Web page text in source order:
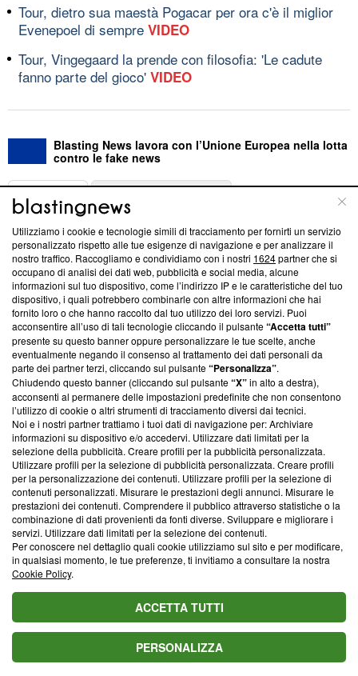
Tour, dietro sua maestà Pogacar per ora c'è il miglior
Evenepoel di sempre VIDEO
Tour, Vingegaard la prende con filosofia: 'Le cadute
fanno parte del gioco' VIDEO
Blasting News lavora con l’Unione Europea nella lotta
contro le fake news
ABOUT
Questa sezione offre informazioni trasparenti su Blasting
News, sui nostri processi editoriali e su come ci impegniamo a
creare news di qualità. Inoltre, afferma la nostra aderenza a
‘Trust Project - News with Integrity’Blasting News non è
ancora membro del programma, ma ha richiesto di farne
parte; Trust Project non ha ancora effettuato una verifica di
conformità agli standard.
Su di noi
Team editoriale
Corporate
Redazione
Informativa Privacy
Cookie Policy
Blasting SA, IDI CHE-247.845.224, Via Carlo Frasca, 3 - 6900
Lugano (Svizzera) Tel:+39 0690258937
© 2026 Blasting News
Utilizziamo i cookie e tecnologie simili di tracciamento per fornirti un servizio
personalizzato rispetto alle tue esigenze di navigazione e per analizzare il
nostro traffico. Raccogliamo e condividiamo con i nostri 1624partner che si
occupano di analisi dei dati web, pubblicità e social media, alcune
informazioni sul tuo dispositivo, come l’indirizzo IP e le caratteristiche del tuo
dispositivo, i quali potrebbero combinarle con altre informazioni che hai
fornito loro o che hanno raccolto dal tuo utilizzo dei loro servizi. Puoi
acconsentire all’uso di tali tecnologie cliccando il pulsante“Accetta tutti”
presente su questo banner oppure personalizzare le tue scelte, anche
eventualmente negando il consenso al trattamento dei dati personali da
parte dei partner terzi, cliccando sul pulsante“Personalizza”.
Chiudendo questo banner (cliccando sul pulsante“X”in alto a destra),
acconsenti al permanere delle impostazioni predefinite che non consentono
l’utilizzo di cookie o altri strumenti di tracciamento diversi dai tecnici.
Noi e i nostri partner trattiamo i tuoi dati di navigazione per: Archiviare
informazioni su dispositivo e/o accedervi. Utilizzare dati limitati per la
selezione della pubblicità. Creare profili per la pubblicità personalizzata.
Utilizzare profili per la selezione di pubblicità personalizzata. Creare profili
per la personalizzazione dei contenuti. Utilizzare profili per la selezione di
contenuti personalizzati. Misurare le prestazioni degli annunci. Misurare le
prestazioni dei contenuti. Comprendere il pubblico attraverso statistiche o la
combinazione di dati provenienti da fonti diverse. Sviluppare e migliorare i
servizi. Utilizzare dati limitati per la selezione dei contenuti.
Per conoscere nel dettaglio quali cookie utilizziamo sul sito e per modificare,
in qualsiasi momento, le tue preferenze, ti invitiamo a consultare la nostra
Cookie Policy.
ACCETTA TUTTI
PERSONALIZZA